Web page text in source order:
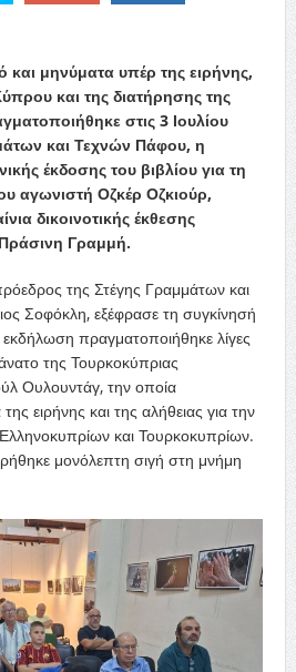
μηνύματα υπέρ της ειρήνης,
και της διατήρησης της
στις 3 Ιουλίου
και Τεχνών Πάφου, η
έκδοσης του βιβλίου για τη
αγωνιστή Οζκέρ Οζκιούρ,
δικοινοτικής έκθεσης
Γραμμή.
της Στέγης Γραμμάτων και
Σοφόκλη, εξέφρασε τη συγκίνησή
πραγματοποιήθηκε λίγες
της Τουρκοκύπριας
Ουλουντάγ, την οποία
ειρήνης και της αλήθειας για την
και Τουρκοκυπρίων.
μονόλεπτη σιγή στη μνήμη